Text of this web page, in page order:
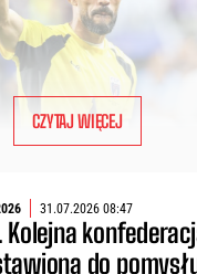
CZYTAJ WIĘCEJ
31.07.2026 08:47
Kolejna
do